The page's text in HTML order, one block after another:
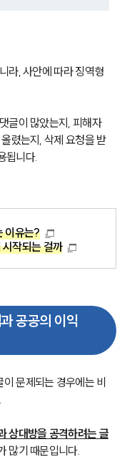
라, 사안에 따라 징역형
글이 많았는지, 피해자
렸는지, 삭제 요청을 받
됩니다.
이유는?
작되는 걸까
공공의 이익
문제되는 경우에는 비
상대방을 공격하려는 글
많기 때문입니다.